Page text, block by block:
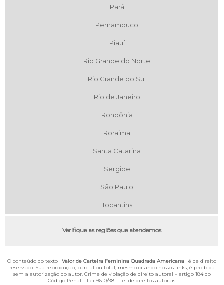
Pará
Pernambuco
Piauí
Rio Grande do Norte
Rio Grande do Sul
Rio de Janeiro
Rondônia
Roraima
Santa Catarina
Sergipe
São Paulo
Tocantins
Verifique as regiões que atendemos
O conteúdo do texto "Valor de Carteira Feminina Quadrada Americana" é de direito
reservado. Sua reprodução, parcial ou total, mesmo citando nossos links, é proibida
sem a autorização do autor. Crime de violação de direito autoral – artigo 184 do
Código Penal – Lei 9610/98 - Lei de direitos autorais.